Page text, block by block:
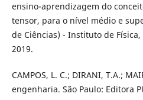
ensino-aprendizagem do
tensor, para o nível médio e
de Ciências) - Instituto de
2019.
CAMPOS, L. C.; DIRANI, T.A.;
engenharia. São Paulo: Editora